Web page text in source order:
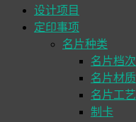
设计项目
定印事项
名片种类
名片档次
名片材质
名片工艺
制卡